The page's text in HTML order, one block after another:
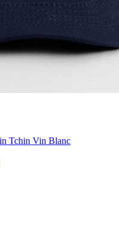
Tchin Vin Blanc